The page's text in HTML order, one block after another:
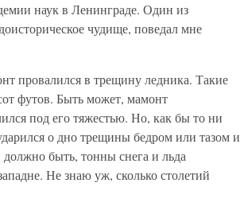
наук в Ленинграде. Один из
чудище, поведал мне
провалился в трещину ледника. Такие
футов. Быть может, мамонт
под его тяжестью. Но, как бы то ни
о дно трещины бедром или тазом и
быть, тонны снега и льда
Не знаю уж, сколько столетий